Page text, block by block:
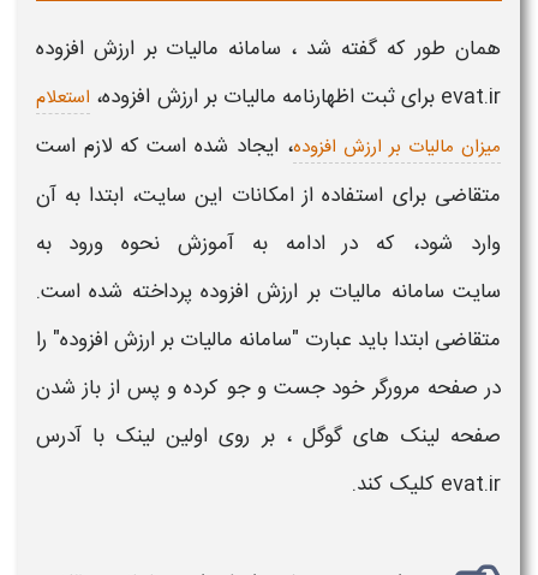
همان طور که گفته شد ، سامانه مالیات بر ارزش افزوده
evat.ir برای ثبت اظهارنامه مالیات بر ارزش افزوده، استعلام
میزان مالیات بر ارزش افزوده، ایجاد شده است که لازم است
متقاضی برای استفاده از امکانات این سایت، ابتدا به آن
وارد شود، که در ادامه به آموزش نحوه ورود به
سایت سامانه مالیات بر ارزش افزوده پرداخته شده است.
متقاضی ابتدا باید عبارت "سامانه مالیات بر ارزش افزوده" را
در صفحه مرورگر خود جست و جو کرده و پس از باز شدن
صفحه لینک های گوگل ، بر روی اولین لینک با آدرس
evat.ir کلیک کند.